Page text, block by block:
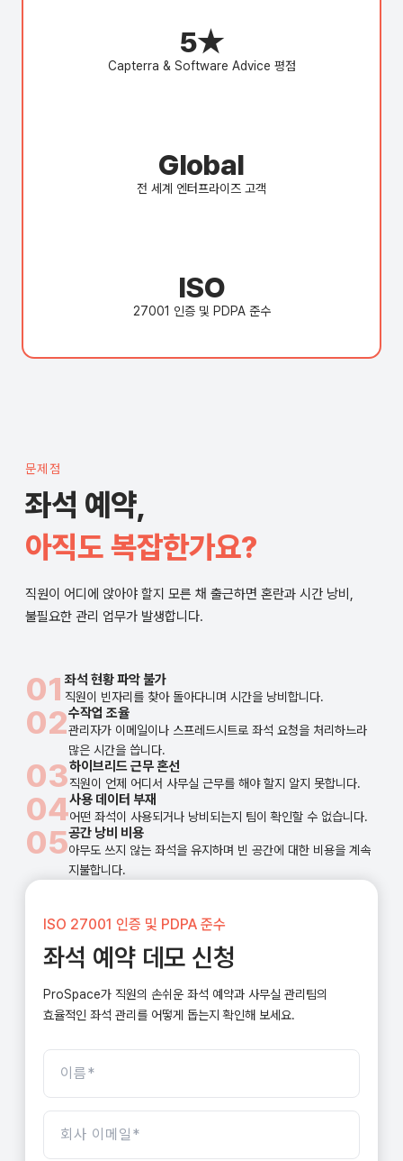
5★
Capterra & Software Advice 평점
Global
전 세계 엔터프라이즈 고객
ISO
27001 인증 및 PDPA 준수
문제점
좌석 예약,
아직도 복잡한가요?
직원이 어디에 앉아야 할지 모른 채 출근하면 혼란과 시간 낭비,
불필요한 관리 업무가 발생합니다.
01 좌석 현황 파악 불가
직원이 빈자리를 찾아 돌아다니며 시간을 낭비합니다.
02수작업 조율
관리자가 이메일이나 스프레드시트로 좌석 요청을 처리하느라
많은 시간을 씁니다.
03하이브리드 근무 혼선
직원이 언제 어디서 사무실 근무를 해야 할지 알지 못합니다.
04사용 데이터 부재
어떤 좌석이 사용되거나 낭비되는지 팀이 확인할 수 없습니다.
05공간 낭비 비용
아무도 쓰지 않는 좌석을 유지하며 빈 공간에 대한 비용을 계속
지불합니다.
ISO 27001 인증 및 PDPA 준수
좌석 예약 데모 신청
ProSpace가 직원의 손쉬운 좌석 예약과 사무실 관리팀의
효율적인 좌석 관리를 어떻게 돕는지 확인해 보세요.